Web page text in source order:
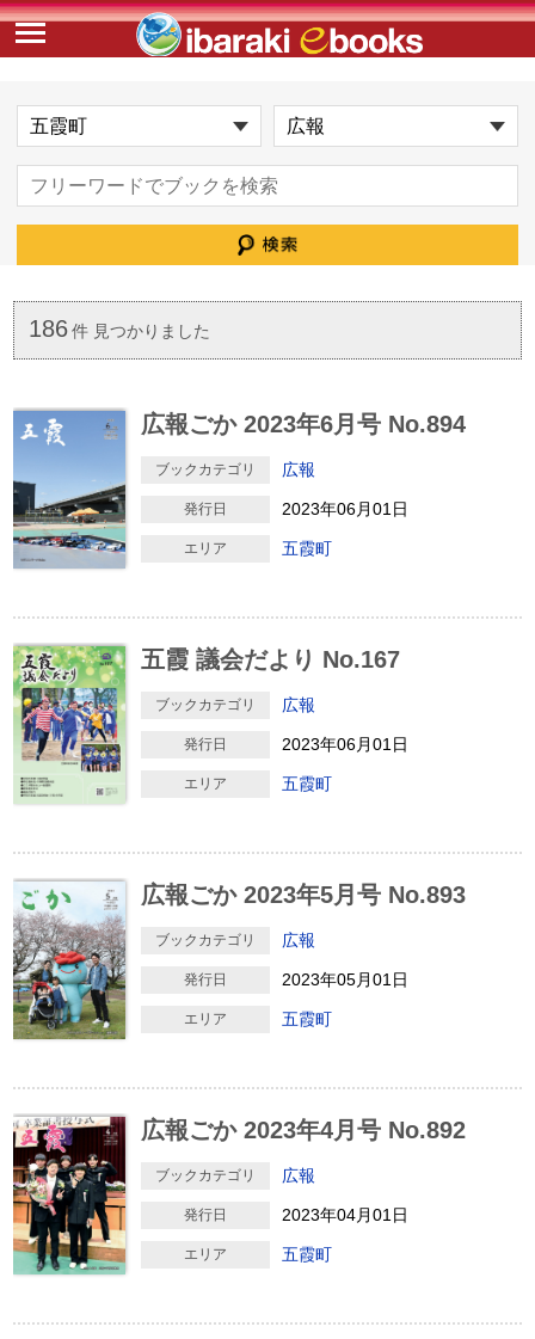
186 件 見つかりました
広報ごか 2023年6月号 No.894
ブックカテゴリ 広報
発行日 2023年06月01日
エリア 五霞町
五霞 議会だより No.167
ブックカテゴリ 広報
発行日 2023年06月01日
エリア 五霞町
広報ごか 2023年5月号 No.893
ブックカテゴリ 広報
発行日 2023年05月01日
エリア 五霞町
広報ごか 2023年4月号 No.892
ブックカテゴリ 広報
発行日 2023年04月01日
エリア 五霞町